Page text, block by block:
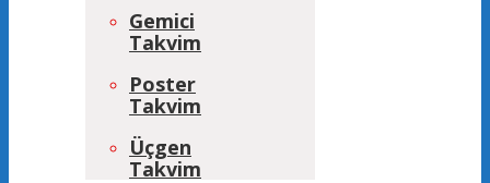
Gemici
Takvim
Poster
Takvim
Üçgen
Takvim